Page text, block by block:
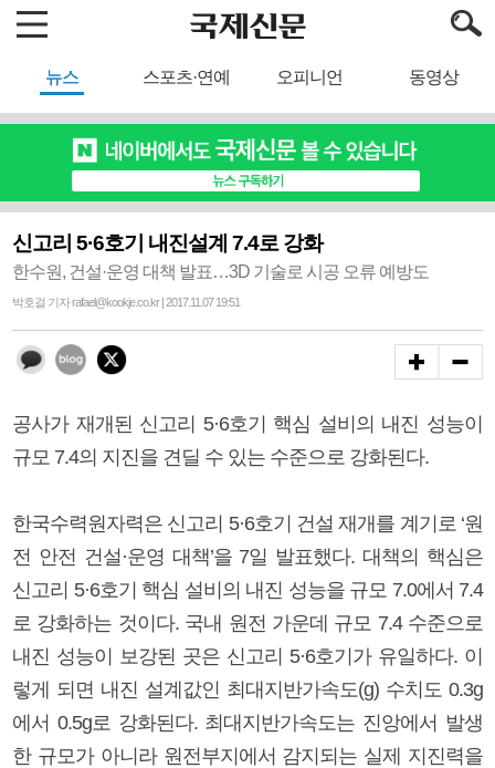
뉴스 스포츠·연예 오피니언 동영상
신고리 5·6호기 내진설계 7.4로 강화
한수원, 건설·운영 대책 발표…3D 기술로 시공 오류 예방도
박호걸 기자 rafael@kookje.co.kr | 2017.11.07 19:51
공사가 재개된 신고리 5·6호기 핵심 설비의 내진 성능이
규모 7.4의 지진을 견딜 수 있는 수준으로 강화된다.
한국수력원자력은 신고리 5·6호기 건설 재개를 계기로 ‘원
전 안전 건설·운영 대책’을 7일 발표했다. 대책의 핵심은
신고리 5·6호기 핵심 설비의 내진 성능을 규모 7.0에서 7.4
로 강화하는 것이다. 국내 원전 가운데 규모 7.4 수준으로
내진 성능이 보강된 곳은 신고리 5·6호기가 유일하다. 이
렇게 되면 내진 설계값인 최대지반가속도(g) 수치도 0.3g
에서 0.5g로 강화된다. 최대지반가속도는 진앙에서 발생
한 규모가 아니라 원전부지에서 감지되는 실제 지진력을